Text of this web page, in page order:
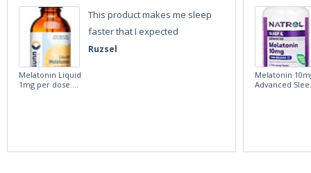
Ruzsel
This product makes me sleep
faster that I expected
Melatonin Liquid
1mg per dose.
Melatonin
Advanced